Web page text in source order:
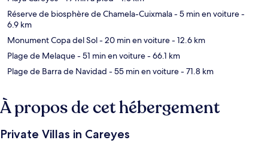
Réserve de biosphère de Chamela-Cuixmala- 5 min en voiture-
6.9 km
Monument Copa del Sol- 20 min en voiture- 12.6 km
Plage de Melaque- 51 min en voiture- 66.1 km
Plage de Barra de Navidad - 55 min en voiture- 71.8 km
À propos de cet hébergement
Private Villas in Careyes